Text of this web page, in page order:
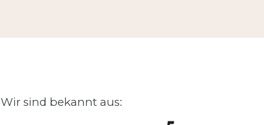
Wir sind bekannt aus: